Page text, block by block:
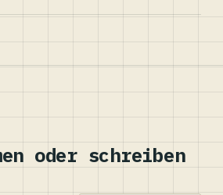
oder schreiben